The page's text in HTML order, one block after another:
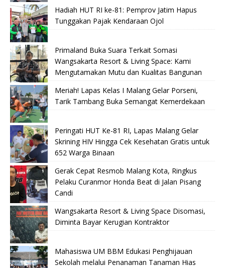
Hadiah HUT RI ke-81: Pemprov Jatim Hapus
Tunggakan Pajak Kendaraan Ojol
Primaland Buka Suara Terkait Somasi
Wangsakarta Resort & Living Space: Kami
Mengutamakan Mutu dan Kualitas Bangunan
Meriah! Lapas Kelas I Malang Gelar Porseni,
Tarik Tambang Buka Semangat Kemerdekaan
Peringati HUT Ke-81 RI, Lapas Malang Gelar
Skrining HIV Hingga Cek Kesehatan Gratis untuk
652 Warga Binaan
Gerak Cepat Resmob Malang Kota, Ringkus
Pelaku Curanmor Honda Beat di Jalan Pisang
Candi
Wangsakarta Resort & Living Space Disomasi,
Diminta Bayar Kerugian Kontraktor
Mahasiswa UM BBM Edukasi Penghijauan
Sekolah melalui Penanaman Tanaman Hias